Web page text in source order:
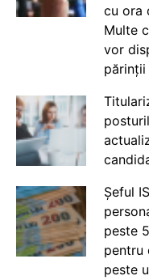
cu ora
Multe
vor
părinții
Șeful
peste
pentru
peste